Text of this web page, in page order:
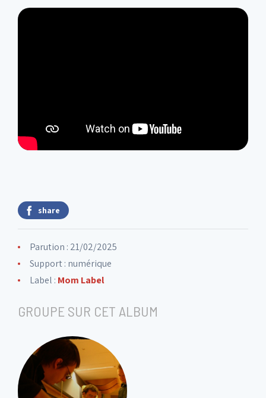
share
Parution : 21/02/2025
Support : numérique
Label : Mom Label
GROUPE SUR CET ALBUM